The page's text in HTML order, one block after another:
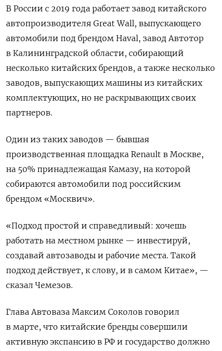
В России с 2019 года работает завод китайского
автопроизводителя Great Wall, выпускающего
автомобили под брендом Haval, завод Автотор
в Калининградской области, собирающий
несколько китайских брендов, а также несколько
заводов, выпускающих машины из китайских
комплектующих, но не раскрывающих своих
партнеров.
Один из таких заводов — бывшая
производственная площадка Renault в Москве,
на 50% принадлежащая Камазу, на которой
собираются автомобили под российским
брендом «Москвич».
«Подход простой и справедливый: хочешь
работать на местном рынке — инвестируй,
создавай автозаводы и рабочие места. Такой
подход действует, к слову, и в самом Китае», —
сказал Чемезов.
Глава Автоваза Максим Соколов говорил
в марте, что китайские бренды совершили
активную экспансию в РФ и государство должно